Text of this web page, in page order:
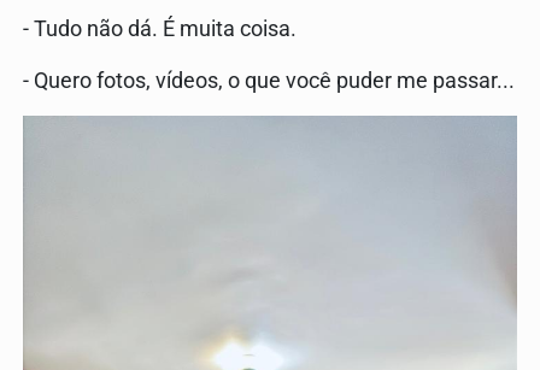
- Tudo não dá. É muita coisa.
- Quero fotos, vídeos, o que você puder me passar...